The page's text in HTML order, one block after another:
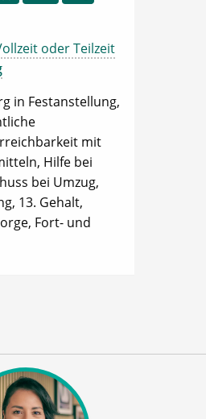
oder Teilzeit
in Festanstellung,
mit
Hilfe bei
bei Umzug,
13. Gehalt,
Fort- und